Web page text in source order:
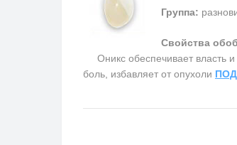
Группа:
Свойства
Оникс обеспечивает власть и
боль, избавляет от опухоли